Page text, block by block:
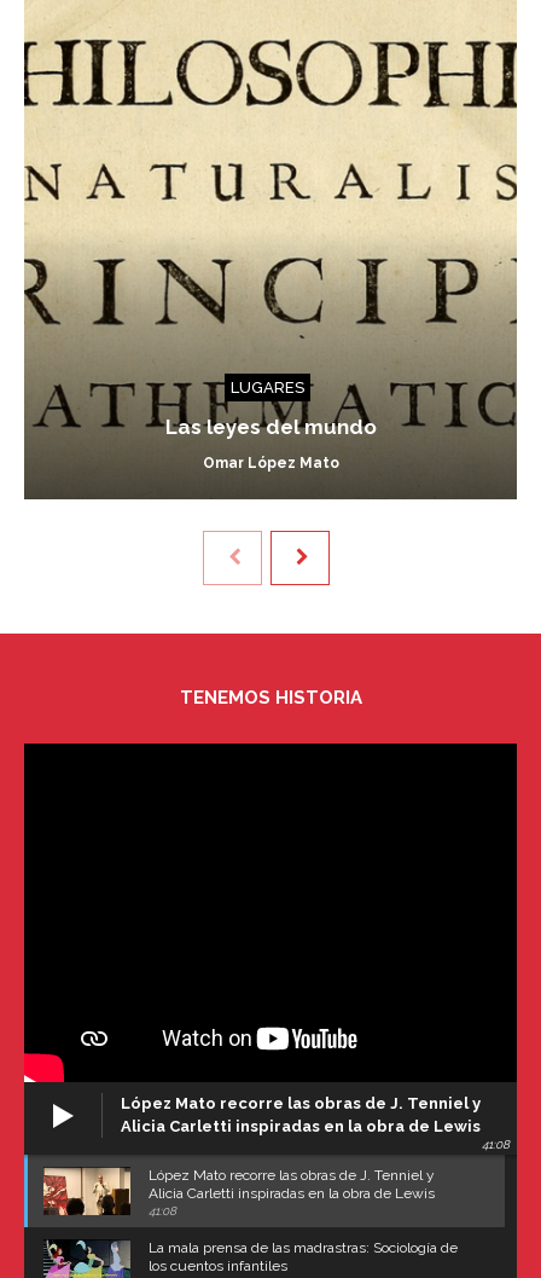
LUGARES
Las leyes del mundo
Omar López Mato
TENEMOS HISTORIA
López Mato recorre las obras de J. Tenniel y
Alicia Carletti inspiradas en la obra de Lewis
41:08
López Mato recorre las obras de J. Tenniel y
Alicia Carletti inspiradas en la obra de Lewis
Carroll
41:08
La mala prensa de las madrastras: Sociología de
los cuentos infantiles